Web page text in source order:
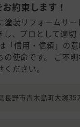
約束します！
塗装リフォームサ
し、プロとして適切
信用・信頼」の意
使命です。 ご不
ださい。
長野市青木島町大塚